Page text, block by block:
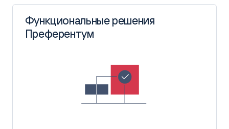
Функциональные решения
Преферентум